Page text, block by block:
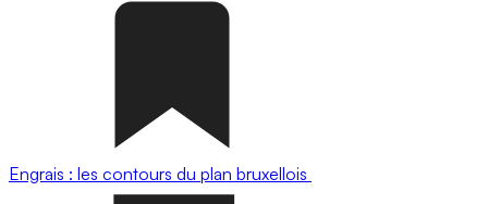
Engrais : les contours du plan bruxellois